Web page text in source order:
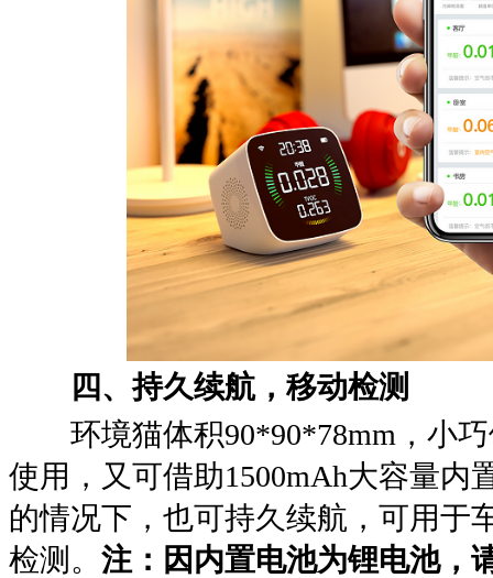
四、持久续航，移动检测
环境猫体积90*90*78mm，小巧
使用，又可借助1500mAh大容量内
的情况下，也可持久续航，可用于
检测。 注：因内置电池为锂电池，